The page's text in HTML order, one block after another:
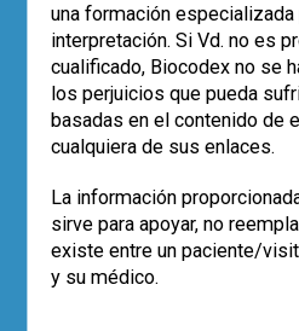
ACTUALÍZATE | ARTÍCULOS
La importancia
específica
una formación
interpretación. Si Vd. no es
cualificado, Biocodex no se
los perjuicios que pueda
basadas en el contenido de
cualquiera de sus enlaces.
La información
sirve para apoyar, no
existe entre un paciente/
y su médico.